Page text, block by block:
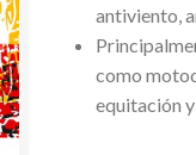
antiviento,
como
equitación